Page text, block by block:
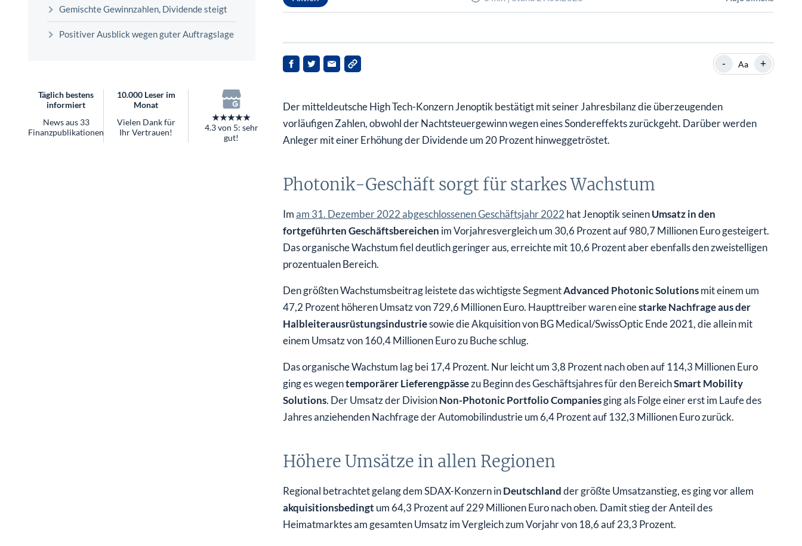
Worauf Sie bei ETFs achten sollten
RATGEBER
Gemischte Gewinnzahlen, Dividende steigt
Positiver Ausblick wegen guter Auftragslage
Täglich bestens
informiert
News aus 33
Finanzpublikationen
10.000 Leser im
Monat
Vielen Dank für
Ihr Vertrauen!
★★★★★
4.3 von 5: sehr
gut!
- Aa +
Der mitteldeutsche High Tech-Konzern Jenoptik bestätigt mit seiner Jahresbilanz die überzeugenden
vorläufigen Zahlen, obwohl der Nachtsteuergewinn wegen eines Sondereffekts zurückgeht. Darüber werden
Anleger mit einer Erhöhung der Dividende um 20 Prozent hinweggetröstet.
Photonik-Geschäft sorgt für starkes Wachstum
Imam 31. Dezember 2022 abgeschlossenen Geschäftsjahr 2022 hat Jenoptik seinenUmsatz in den
fortgeführten Geschäftsbereichen im Vorjahresvergleich um 30,6 Prozent auf 980,7 Millionen Euro gesteigert.
Das organische Wachstum fiel deutlich geringer aus, erreichte mit 10,6 Prozent aber ebenfalls den zweistelligen
prozentualen Bereich.
Den größten Wachstumsbeitrag leistete das wichtigste SegmentAdvanced Photonic Solutionsmit einem um
47,2 Prozent höheren Umsatz von 729,6 Millionen Euro. Haupttreiber waren einestarke Nachfrage aus der
Halbleiterausrüstungsindustriesowie die Akquisition von BG Medical/SwissOptic Ende 2021, die allein mit
einem Umsatz von 160,4 Millionen Euro zu Buche schlug.
Das organische Wachstum lag bei 17,4 Prozent. Nur leicht um 3,8 Prozent nach oben auf 114,3 Millionen Euro
ging es wegentemporärer Lieferengpässezu Beginn des Geschäftsjahres für den BereichSmart Mobility
Solutions. Der Umsatz der DivisionNon-Photonic Portfolio Companiesging als Folge einer erst im Laufe des
Jahres anziehenden Nachfrage der Automobilindustrie um 6,4 Prozent auf 132,3 Millionen Euro zurück.
Höhere Umsätze in allen Regionen
Regional betrachtet gelang dem SDAX-Konzern inDeutschlandder größte Umsatzanstieg, es ging vor allem
akquisitionsbedingt um 64,3 Prozent auf 229 Millionen Euro nach oben. Damit stieg der Anteil des
Heimatmarktes am gesamten Umsatz im Vergleich zum Vorjahr von 18,6 auf 23,3 Prozent.